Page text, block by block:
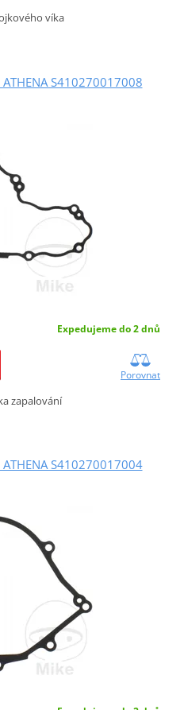
víka
S410270017008
Expedujeme do 2 dnů
Porovnat
zapalování
S410270017004